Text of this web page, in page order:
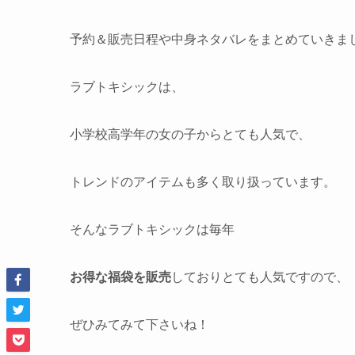
予約＆販売日程や中身ネタバレをまとめていきま
ラブトキシックは、
小学校高学年の女の子からとても人気で、
トレンドのアイテムも多く取り扱っています。
そんなラブトキシックは毎年
お得な福袋を販売しておりとても人気ですので、
ぜひみてみて下さいね！